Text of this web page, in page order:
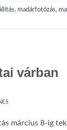
, madárfotózás,
várban
március 8-ig